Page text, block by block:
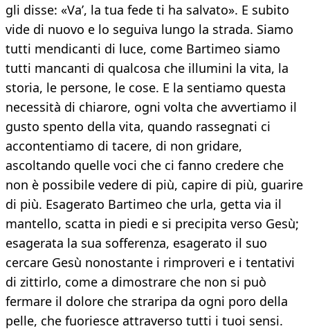
gli disse: «Va’, la tua fede ti ha salvato». E subito
vide di nuovo e lo seguiva lungo la strada. Siamo
tutti mendicanti di luce, come Bartimeo siamo
tutti mancanti di qualcosa che illumini la vita, la
storia, le persone, le cose. E la sentiamo questa
necessità di chiarore, ogni volta che avvertiamo il
gusto spento della vita, quando rassegnati ci
accontentiamo di tacere, di non gridare,
ascoltando quelle voci che ci fanno credere che
non è possibile vedere di più, capire di più, guarire
di più. Esagerato Bartimeo che urla, getta via il
mantello, scatta in piedi e si precipita verso Gesù;
esagerata la sua sofferenza, esagerato il suo
cercare Gesù nonostante i rimproveri e i tentativi
di zittirlo, come a dimostrare che non si può
fermare il dolore che straripa da ogni poro della
pelle, che fuoriesce attraverso tutti i tuoi sensi.